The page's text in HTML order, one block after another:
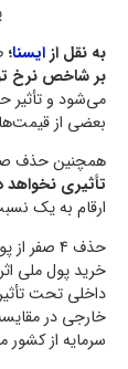
به نقل ازایسنا؛
بر شاخص نرخ
می‌شود و تأثیر
بعضی از
همچنین حذف
تأثیری
ارقام به یک
حذف 4 صفر از پول ملی
خرید پول ملی
داخلی تحت
خارجی در
سرمایه از کشور